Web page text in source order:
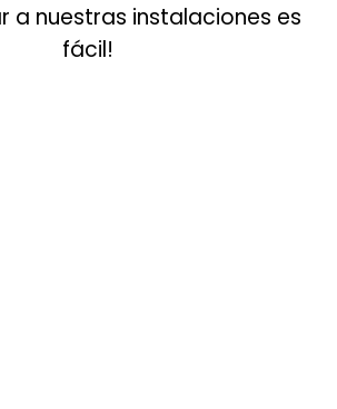
a nuestras instalaciones es
fácil!